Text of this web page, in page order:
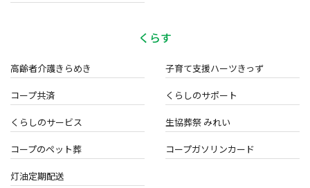
くらす
高齢者介護きらめき 子育て支援ハーツきっず
コープ共済 くらしのサポート
くらしのサービス 生協葬祭 みれい
コープのペット葬 コープガソリンカード
灯油定期配送